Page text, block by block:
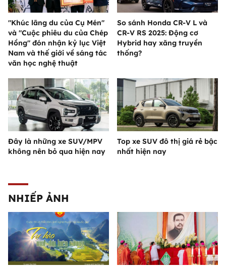
"Khúc lãng du của Cụ Mén"
và "Cuộc phiêu du của Chép
Hồng" đón nhận kỷ lục Việt
Nam và thế giới về sáng tác
văn học nghệ thuật
So sánh Honda CR-V L và
CR-V RS 2025: Động cơ
Hybrid hay xăng truyền
thống?
Đây là những xe SUV/MPV
không nên bỏ qua hiện nay
Top xe SUV đô thị giá rẻ bậc
nhất hiện nay
NHIẾP ẢNH